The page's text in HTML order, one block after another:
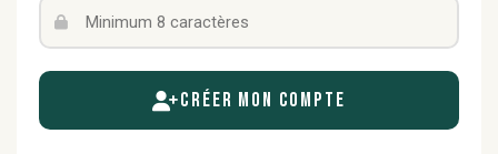
Créer mon compte